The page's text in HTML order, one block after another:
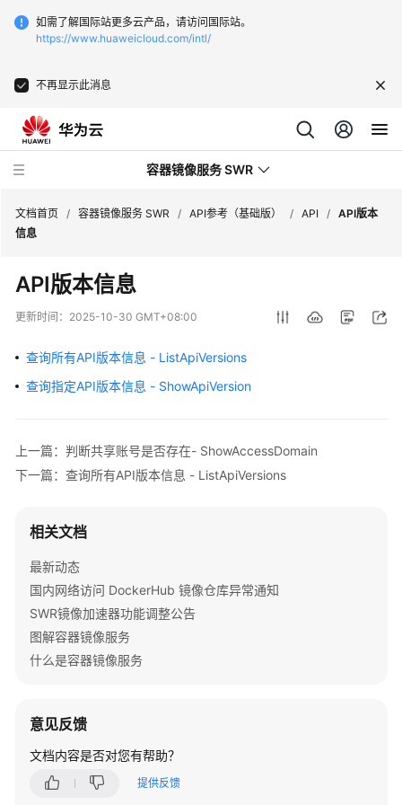
如需了解国际站更多云产品，请访问国际站。
https://www.huaweicloud.com/intl/
不再显示此消息
容器镜像服务 SWR
新
动
务
产
绍
快
速
入
门
（基
础
快
速
文档首页 / 容器镜像服务 SWR / API参考（基础版） / API / API版本
信息
API版本信息
更新时间： 2025-10-30 GMT+08:00
查询所有API版本信息 - ListApiVersions
查询指定API版本信息 - ShowApiVersion
上一篇：判断共享账号是否存在- ShowAccessDomain
下一篇：查询所有API版本信息 - ListApiVersions
相关文档
最新动态
国内网络访问 DockerHub 镜像仓库异常通知
SWR镜像加速器功能调整公告
图解容器镜像服务
什么是容器镜像服务
意见反馈
文档内容是否对您有帮助？
提供反馈